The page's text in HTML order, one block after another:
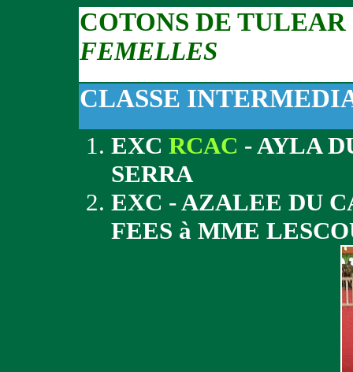
COTONS DE TULEAR
FEMELLES
CLASSE
EXC RCAC - AYLA
SERRA
EXC - AZALEE DU
FEES à MME